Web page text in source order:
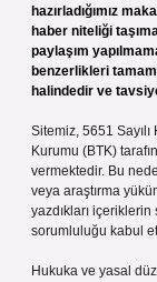
hazırladığımız
haber niteliği
paylaşım
benzerlikleri
halindedir ve
Sitemiz, 5651
Kurumu (BTK)
vermektedir. Bu
veya araştırma
yazdıkları
sorumluluğu kabul
Hukuka ve yasal